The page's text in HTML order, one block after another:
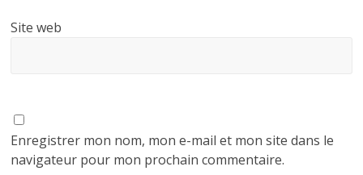
Site web
Enregistrer mon nom, mon e-mail et mon site dans le
navigateur pour mon prochain commentaire.